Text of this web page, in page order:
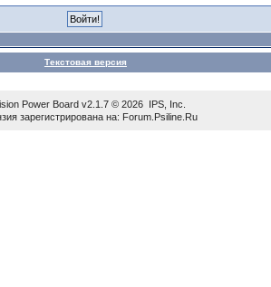
Текстовая версия
Power Boardv2.1.7 © 2026 IPS, Inc.
зарегистрирована на: Forum.Psiline.Ru